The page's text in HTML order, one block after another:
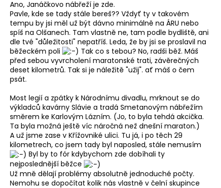
Ano, Janáčkovo nábřeží je zde.
Pavle, kde se tady stále bereš?? Vždyť ty v takovém
tempu by jsi měl už být dávno minimálně na ÁRU nebo
spíš na Olšanech. Tam vlastně ne, tam podle bydliště, ani
dle tvé "důležitosti" nepatříš. Leda, že by jsi se proslavil na
běžeckém poli
Tak co s tebou? No, radši běž. Máš
před sebou vyvrcholení maratonské trati, závěrečných
deset kilometrů. Tak si je náležitě "užij". ať máš o čem
psát.
Most legií a zpátky k Národnímu divadlu, mrknout se do
výkladců kavárny Slávie a tradá Smetanovým nábřežím
směrem ke Karlovým Lázním. (Jo, to byla tehdá akcička.
Ta byla možná ještě víc náročná než dnešní maraton.)
A už jsme zase v Křížovniké ulici. Tu já, i po těch 29
kilometrech, co jsem tady byl naposled, stále nemusím
Byl by to fór kdybychom zde dobíhali ty
nejposlednější běžce
Už mně dělají problémy absolutně jednoduché počty.
Nemohu se dopočítat kolik nás vlastně v čelní skupince